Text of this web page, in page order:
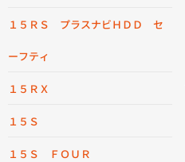
１５ＲＳ プラスナビＨＤＤ セ
ーフティ
１５ＲＸ
１５Ｓ
１５Ｓ ＦＯＵＲ